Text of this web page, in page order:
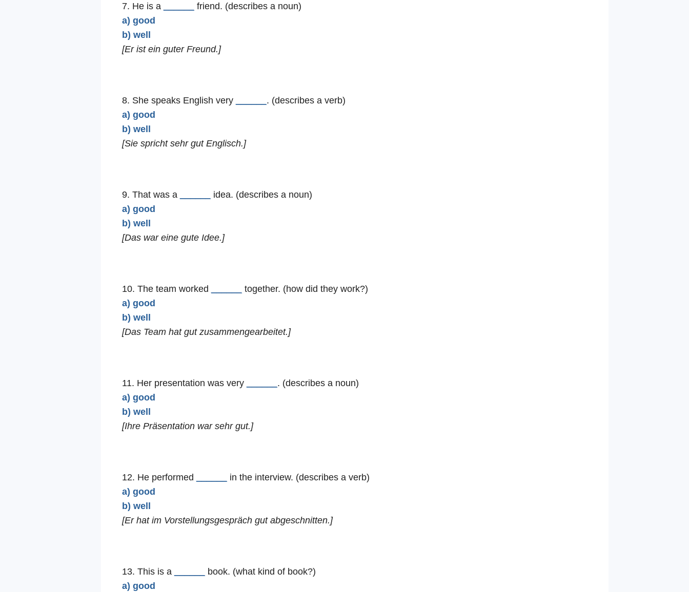
7. He is a
friend. (describes a noun)
a) good
b) well
[Er ist ein guter Freund.]
8. She speaks English very
. (describes a verb)
a) good
b) well
[Sie spricht sehr gut Englisch.]
9. That was a
idea. (describes a noun)
a) good
b) well
[Das war eine gute Idee.]
10. The team worked
together. (how did they work?)
a) good
b) well
[Das Team hat gut zusammengearbeitet.]
11. Her presentation was very
. (describes a noun)
a) good
b) well
[Ihre Präsentation war sehr gut.]
12. He performed
in the interview. (describes a verb)
a) good
b) well
[Er hat im Vorstellungsgespräch gut abgeschnitten.]
13. This is a
book. (what kind of book?)
a) good